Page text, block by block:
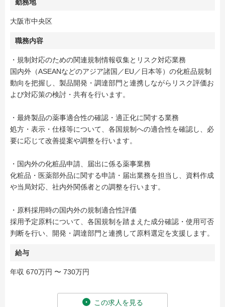
勤務地
大阪市中央区
職務内容
・規制対応のための関連規制情報収集とリスク対応業務
国内外（ASEANなどのアジア諸国／EU／日本等）の化粧品規制
動向を把握し、製品開発・調達部門と連携しながらリスク評価お
よび対応策の検討・共有を行います。
・最終製品の薬事適合性の確認・適正化に関する業務
処方・表示・仕様等について、各国規制への適合性を確認し、必
要に応じて改善提案や調整を行います。
・国内外の化粧品申請、届出に係る薬事業務
化粧品・医薬部外品に関する申請・届出業務を担当し、資料作成
や当局対応、社内外関係者との調整を行います。
・原料採用時の国内外の規制適合性評価
採用予定原料について、各国規制を踏まえた成分確認・使用可否
判断を行い、開発・調達部門と連携して原料選定を支援します。
給与
年収 670万円 〜 730万円
この求人を見る